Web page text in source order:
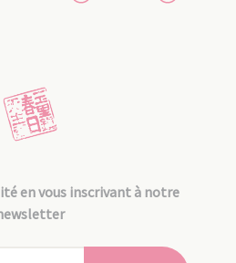
en vous inscrivant à notre